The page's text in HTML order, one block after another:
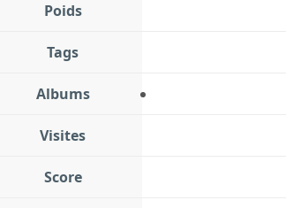
Poids
Tags
Albums
Visites
Score